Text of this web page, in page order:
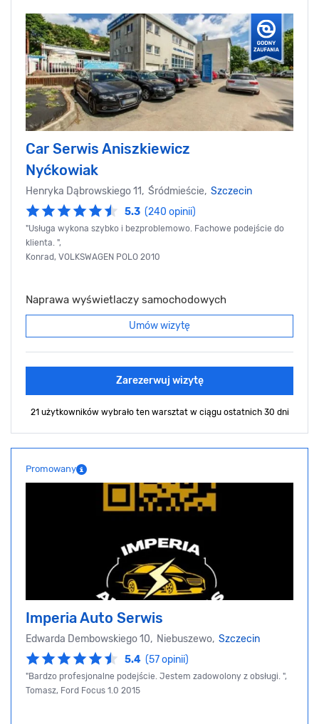
Car Serwis Aniszkiewicz
Nyćkowiak
Henryka Dąbrowskiego 11, Śródmieście, Szczecin
5.3 (240 opinii)
"Usługa wykona szybko i bezproblemowo. Fachowe podejście do
klienta. ",
Konrad, VOLKSWAGEN POLO 2010
Naprawa wyświetlaczy samochodowych
Umów wizytę
Zarezerwuj wizytę
21 użytkowników wybrało ten warsztat w ciągu ostatnich 30 dni
Promowany
Imperia Auto Serwis
Edwarda Dembowskiego 10, Niebuszewo, Szczecin
5.4 (57 opinii)
"Bardzo profesjonalne podejście. Jestem zadowolony z obsługi. ",
Tomasz, Ford Focus 1.0 2015